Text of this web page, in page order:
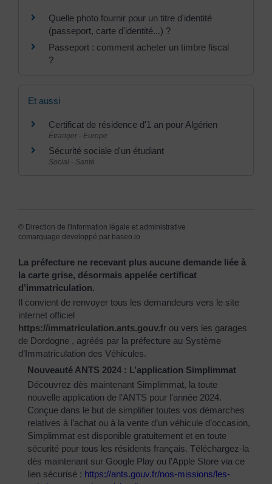
Quelle photo fournir pour un titre d'identité
(passeport, carte d'identité...) ?
Passeport : comment acheter un timbre fiscal
?
Et aussi
Certificat de résidence d'1 an pour Algérien
Étranger - Europe
Sécurité sociale d'un étudiant
Social - Santé
© Direction de l'information légale et administrative
comarquage developpé par baseo.io
La préfecture ne recevant plus aucune demande liée à
la carte grise, désormais appelée certificat
d’immatriculation.
Il convient de renvoyer tous les demandeurs vers le site
internet officiel
https://immatriculation.ants.gouv.fr ou vers les garages
de Dordogne , agréés par la préfecture au Système
d’Immatriculation des Véhicules.
Nouveauté ANTS 2024 : L’application Simplimmat
Découvrez dès maintenant Simplimmat, la toute
nouvelle application de l’ANTS pour l’année 2024.
Conçue dans le but de simplifier toutes vos démarches
relatives à l’achat ou à la vente d’un véhicule d’occasion,
Simplimmat est disponible gratuitement et en toute
sécurité pour tous les résidents français. Téléchargez-la
dès maintenant sur Google Play ou l’Apple Store via ce
lien sécurisé : https://ants.gouv.fr/nos-missions/les-